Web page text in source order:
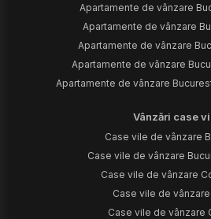
Apartamente de vânzare
Apartamente de vânzare
Apartamente de vânzare
Apartamente de vânzare
Apartamente de vânzare
Vânzări case
Case vile de vânzare
Case vile de vânzare
Case vile de vânzare
Case vile de vânzare
Case vile de vânzare